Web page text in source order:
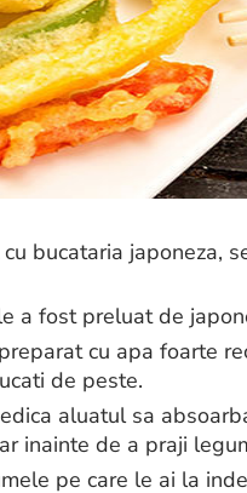
bucataria japoneza,
a fost preluat de
cu apa foarte
de peste.
aluatul sa
inainte de a praji
pe care le ai la